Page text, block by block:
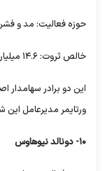
حوزه فعالیت: مد و
خالص ثروت: ۱۴.۶ میلیارد دلار
این دو برادر
ورتایمر مدیرعامل
۱۰- دونالد نیوهاوس